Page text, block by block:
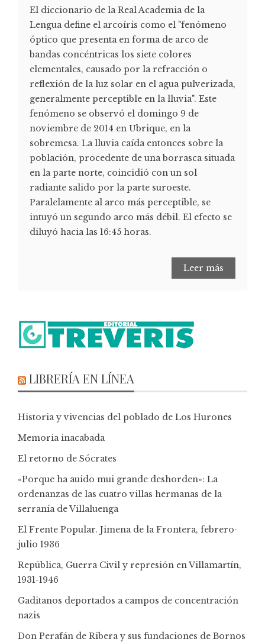
El diccionario de la Real Academia de la
Lengua define el arcoíris como el "fenómeno
óptico que presenta en forma de arco de
bandas concéntricas los siete colores
elementales, causado por la refracción o
reflexión de la luz solar en el agua pulverizada,
generalmente perceptible en la lluvia". Este
fenómeno se observó el domingo 9 de
noviembre de 2014 en Ubrique, en la
sobremesa. La lluvia caída entonces sobre la
población, procedente de una borrasca situada
en la parte norte, coincidió con un sol
radiante salido por la parte suroeste.
Paralelamente al arco más perceptible, se
intuyó un segundo arco más débil. El efecto se
diluyó hacia las 16:45 horas.
Leer más
LIBRERÍA EN LÍNEA
Historia y vivencias del poblado de Los Hurones
Memoria inacabada
El retorno de Sócrates
«Porque ha auido mui grande deshorden»: La
ordenanzas de las cuatro villas hermanas de la
serranía de Villaluenga
El Frente Popular. Jimena de la Frontera, febrero-
julio 1936
República, Guerra Civil y represión en Villamartín,
1931-1946
Gaditanos deportados a campos de concentración
nazis
Don Perafán de Ribera y sus fundaciones de Bornos